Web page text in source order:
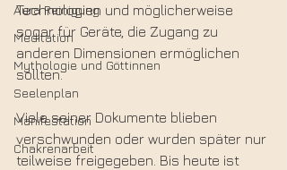
Aura Reinigung
Meditation
Mythologie und Göttinnen
Seelenplan
Manifestation
Chakrenarbeit
Technologien und möglicherweise
sogar für Geräte, die Zugang zu
anderen Dimensionen ermöglichen
sollten.
Viele seiner Dokumente blieben
verschwunden oder wurden später nur
teilweise freigegeben. Bis heute ist